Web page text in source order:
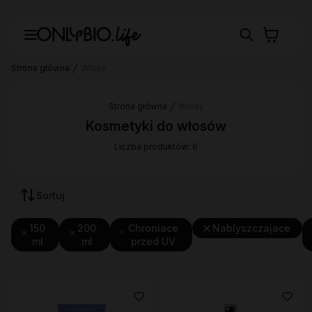
Strona główna
Strona główna
Kosmetyki do włosów
Liczba produktów: 6
Sortuj
150
ml
200
ml
Chroniace
przed UV
Nablyszczajace